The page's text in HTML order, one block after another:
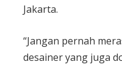
Jakarta.
“Jangan pernah
desainer yang juga